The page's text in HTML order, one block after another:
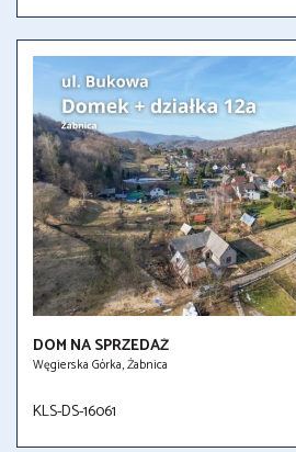
DOM NA SPRZEDAŻ
Węgierska Górka, Żabnica
KLS-DS-16061